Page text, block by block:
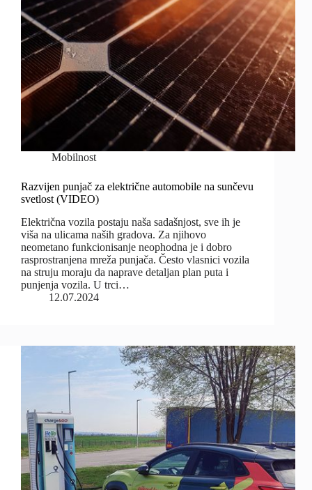
Mobilnost
Razvijen punjač za električne automobile na sunčevu
svetlost (VIDEO)
Električna vozila postaju naša sadašnjost, sve ih je
viša na ulicama naših gradova. Za njihovo
neometano funkcionisanje neophodna je i dobro
rasprostranjena mreža punjača. Često vlasnici vozila
na struju moraju da naprave detaljan plan puta i
punjenja vozila. U trci…
12.07.2024